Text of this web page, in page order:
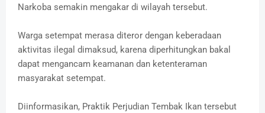
Narkoba semakin mengakar di wilayah tersebut.
Warga setempat merasa diteror dengan keberadaan
aktivitas ilegal dimaksud, karena diperhitungkan bakal
dapat mengancam keamanan dan ketenteraman
masyarakat setempat.
Diinformasikan, Praktik Perjudian Tembak Ikan tersebut